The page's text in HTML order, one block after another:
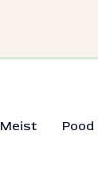
Meist Pood